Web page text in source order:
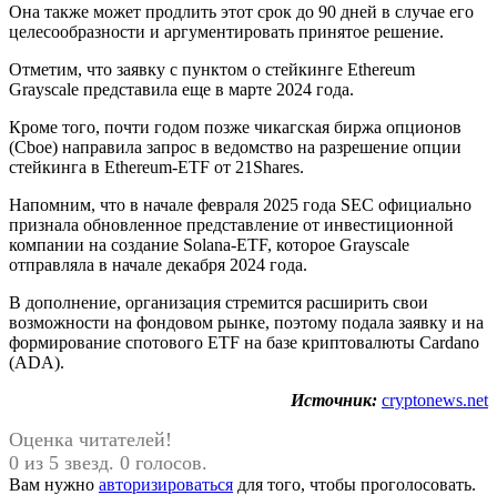
Она также может продлить этот срок до 90 дней в случае его
целесообразности и аргументировать принятое решение.
Отметим, что заявку с пунктом о стейкинге Ethereum
Grayscale представила еще в марте 2024 года.
Кроме того, почти годом позже чикагская биржа опционов
(Cboe) направила запрос в ведомство на разрешение опции
стейкинга в Ethereum-ETF от 21Shares.
Напомним, что в начале февраля 2025 года SEC официально
признала обновленное представление от инвестиционной
компании на создание Solana-ETF, которое Grayscale
отправляла в начале декабря 2024 года.
В дополнение, организация стремится расширить свои
возможности на фондовом рынке, поэтому подала заявку и на
формирование спотового ETF на базе криптовалюты Cardano
(ADA).
Источник: cryptonews.net
Оценка читателей!
0 из 5 звезд. 0 голосов.
Вам нужно авторизироваться для того, чтобы проголосовать.